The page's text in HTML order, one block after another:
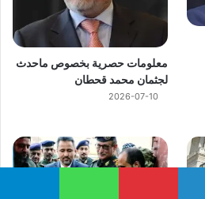
معلومات حصرية بخصوص ماحدث
لجثمان محمد قحطان
2026-07-10